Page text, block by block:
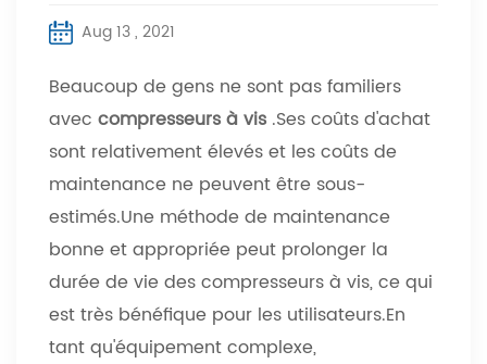
Aug 13 , 2021
Beaucoup de gens ne sont pas familiers
avec compresseurs à vis .Ses coûts d'achat
sont relativement élevés et les coûts de
maintenance ne peuvent être sous-
estimés.Une méthode de maintenance
bonne et appropriée peut prolonger la
durée de vie des compresseurs à vis, ce qui
est très bénéfique pour les utilisateurs.En
tant qu'équipement complexe,